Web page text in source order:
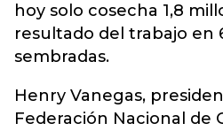
hoy solo cosecha 1,8
resultado del trabajo en
sembradas.
Henry Vanegas,
Federación Nacional de